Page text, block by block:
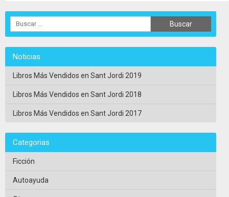
Noticias
Libros Más Vendidos en Sant Jordi 2019
Libros Más Vendidos en Sant Jordi 2018
Libros Más Vendidos en Sant Jordi 2017
Categorias
Ficción
Autoayuda